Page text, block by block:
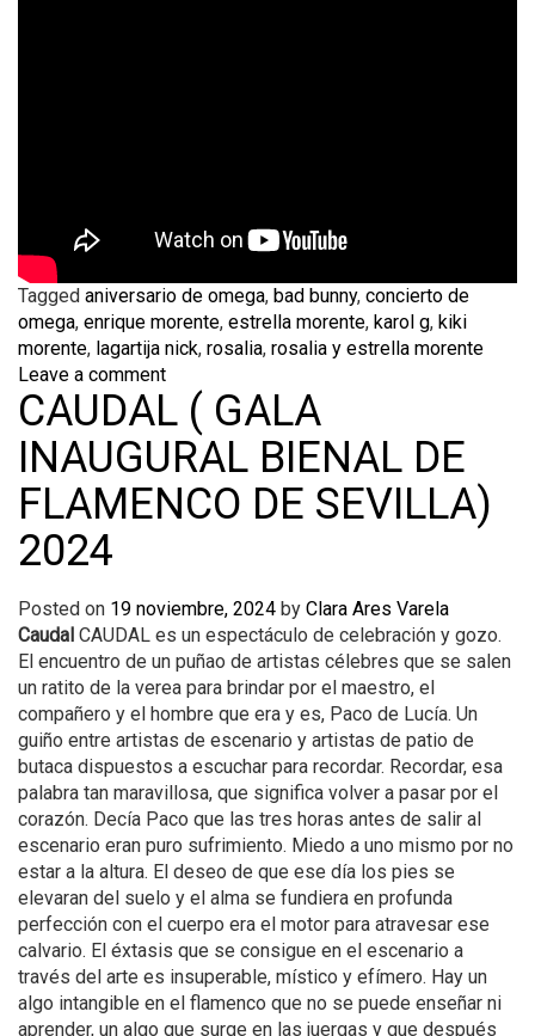
Tagged aniversario de omega, bad bunny, concierto de
omega, enrique morente, estrella morente, karol g, kiki
morente, lagartija nick, rosalia, rosalia y estrella morente
Leave a comment
CAUDAL ( GALA
INAUGURAL BIENAL DE
FLAMENCO DE SEVILLA)
2024
Posted on 19 noviembre, 2024 by Clara Ares Varela
Caudal CAUDAL es un espectáculo de celebración y gozo.
El encuentro de un puñao de artistas célebres que se salen
un ratito de la verea para brindar por el maestro, el
compañero y el hombre que era y es, Paco de Lucía. Un
guiño entre artistas de escenario y artistas de patio de
butaca dispuestos a escuchar para recordar. Recordar, esa
palabra tan maravillosa, que significa volver a pasar por el
corazón. Decía Paco que las tres horas antes de salir al
escenario eran puro sufrimiento. Miedo a uno mismo por no
estar a la altura. El deseo de que ese día los pies se
elevaran del suelo y el alma se fundiera en profunda
perfección con el cuerpo era el motor para atravesar ese
calvario. El éxtasis que se consigue en el escenario a
través del arte es insuperable, místico y efímero. Hay un
algo intangible en el flamenco que no se puede enseñar ni
aprender, un algo que surge en las juergas y que después